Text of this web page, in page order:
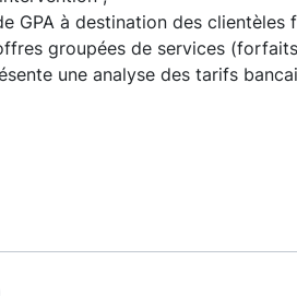
GPA à destination des clientèles
groupées de services
une analyse des tarifs